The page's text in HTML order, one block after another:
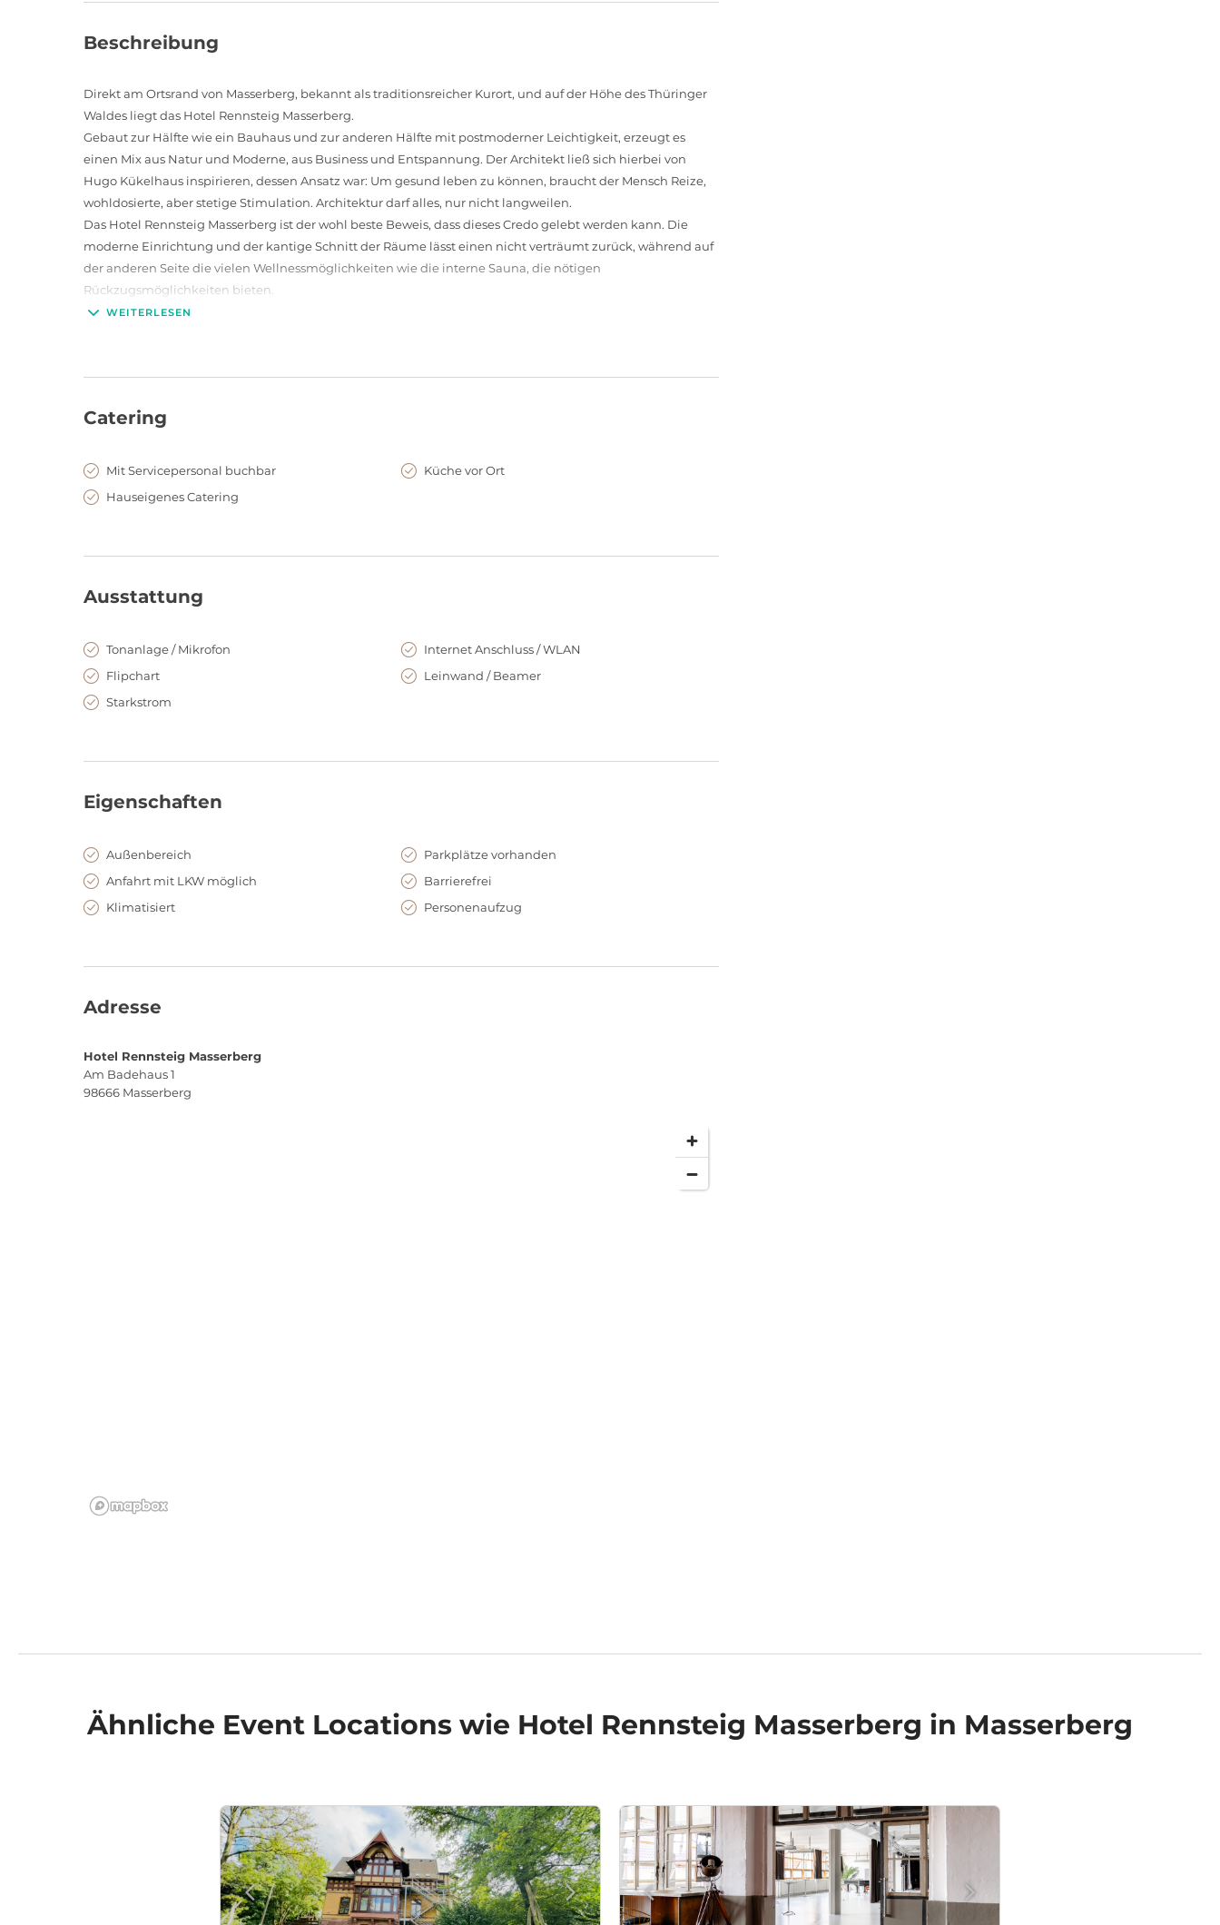
Beschreibung
Direkt am Ortsrand von Masserberg, bekannt als traditionsreicher Kurort, und auf der Höhe des Thüringer
Waldes liegt das Hotel Rennsteig Masserberg.
Gebaut zur Hälfte wie ein Bauhaus und zur anderen Hälfte mit postmoderner Leichtigkeit, erzeugt es
einen Mix aus Natur und Moderne, aus Business und Entspannung. Der Architekt ließ sich hierbei von
Hugo Kükelhaus inspirieren, dessen Ansatz war: Um gesund leben zu können, braucht der Mensch Reize,
wohldosierte, aber stetige Stimulation. Architektur darf alles, nur nicht langweilen.
Das Hotel Rennsteig Masserberg ist der wohl beste Beweis, dass dieses Credo gelebt werden kann. Die
moderne Einrichtung und der kantige Schnitt der Räume lässt einen nicht verträumt zurück, während auf
der anderen Seite die vielen Wellnessmöglichkeiten wie die interne Sauna, die nötigen
Rückzugsmöglichkeiten bieten.
Aber auch Tagungen oder Firmenfeierlichkeiten sind hier möglich. Insgesamt fünf verschiedene
WEITERLESEN
Catering
Mit Servicepersonal buchbar
Küche vor Ort
Hauseigenes Catering
Ausstattung
Tonanlage / Mikrofon
Internet Anschluss / WLAN
Flipchart
Leinwand / Beamer
Starkstrom
Eigenschaften
Außenbereich
Parkplätze vorhanden
Anfahrt mit LKW möglich
Barrierefrei
Klimatisiert
Personenaufzug
Adresse
Hotel Rennsteig Masserberg
Am Badehaus 1
98666 Masserberg
Ähnliche Event Locations wie Hotel Rennsteig Masserberg in Masserberg